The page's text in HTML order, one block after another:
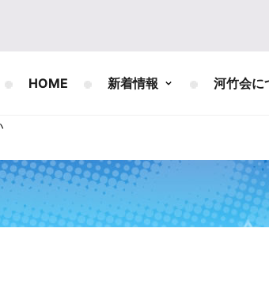
HOME 新着情報 河竹会に